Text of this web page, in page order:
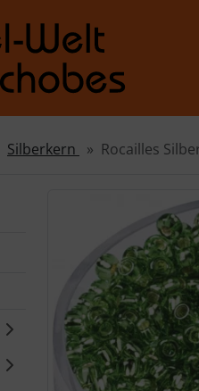
Silberkern Rocailles